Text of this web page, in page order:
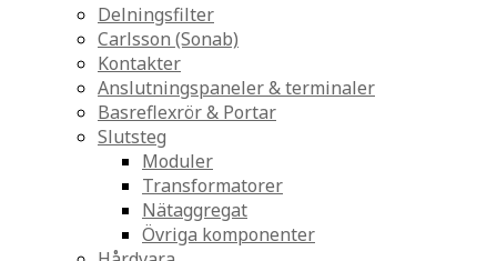
Delningsfilter
Carlsson (Sonab)
Kontakter
Anslutningspaneler & terminaler
Basreflexrör & Portar
Slutsteg
Moduler
Transformatorer
Nätaggregat
Övriga komponenter